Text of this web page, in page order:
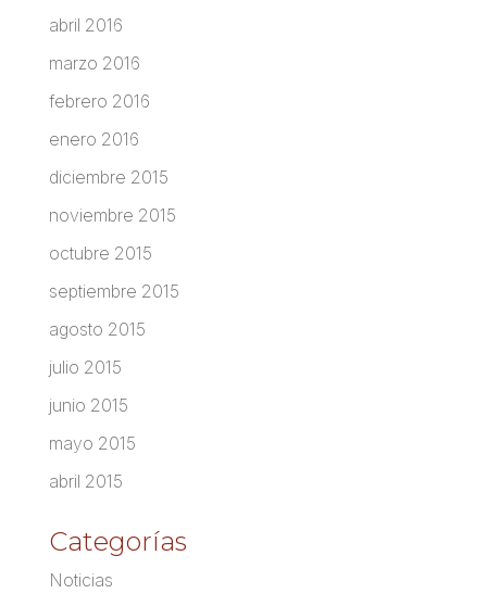
abril 2016
marzo 2016
febrero 2016
enero 2016
diciembre 2015
noviembre 2015
octubre 2015
septiembre 2015
agosto 2015
julio 2015
junio 2015
mayo 2015
abril 2015
Categorías
Noticias